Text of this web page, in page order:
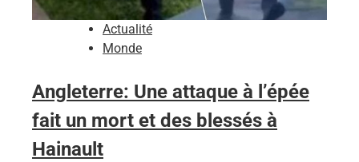
Actualité
Monde
Angleterre: Une attaque à l’épée
fait un mort et des blessés à
Hainault